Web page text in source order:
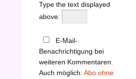
Type the text displayed
above:
E-Mail-
Benachrichtigung bei
weiteren Kommentaren.
Auch möglich: Abo ohne